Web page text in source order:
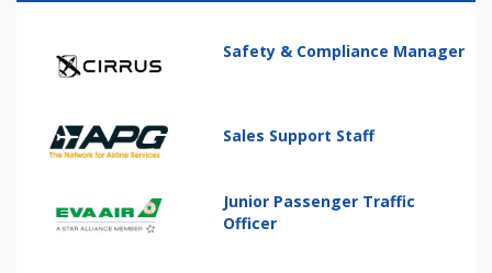
Safety & Compliance Manager
Sales Support Staff
Junior Passenger Traffic
Officer